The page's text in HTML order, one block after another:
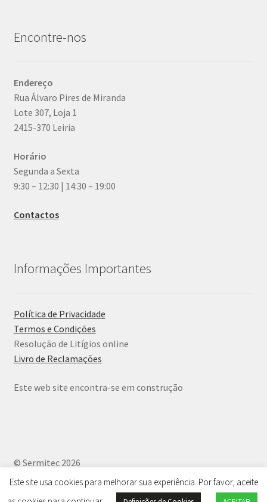
Encontre-nos
Endereço
Rua Álvaro Pires de Miranda
Lote 307, Loja 1
2415-370 Leiria
Horário
Segunda a Sexta
9:30 – 12:30 | 14:30 – 19:00
Contactos
Informações Importantes
Política de Privacidade
Termos e Condições
Resolução de Litígios online
Livro de Reclamações
Este web site encontra-se em construção
© Sermitec 2026
Política de Privacidade.
Este site usa cookies para melhorar sua experiência. Por favor, aceite